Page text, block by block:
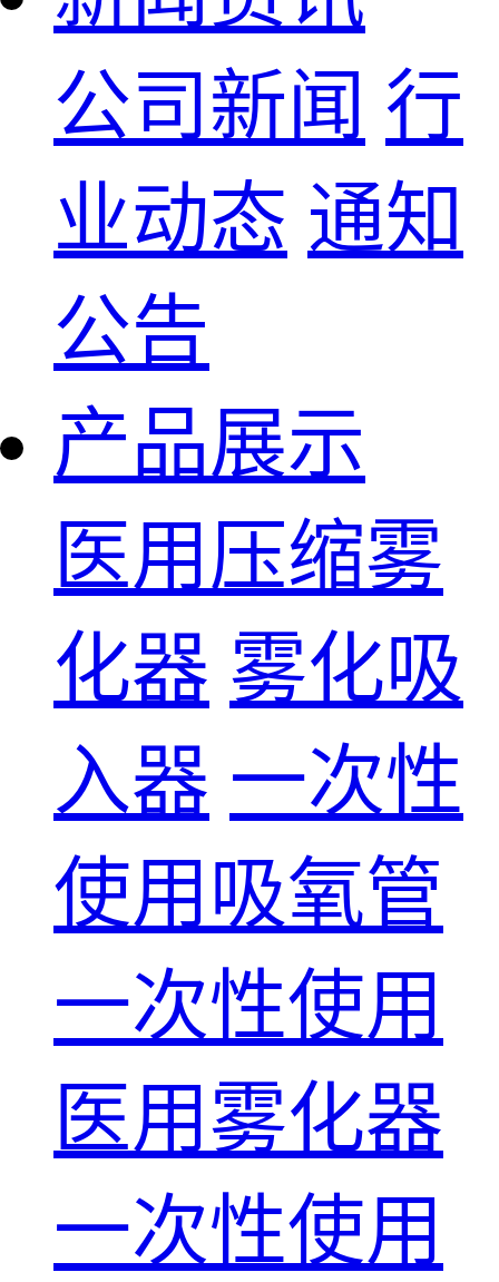
公司新闻 行
业动态 通知
公告
产品展示
医用压缩雾
化器 雾化吸
入器 一次性
使用吸氧管
一次性使用
医用雾化器
一次性使用